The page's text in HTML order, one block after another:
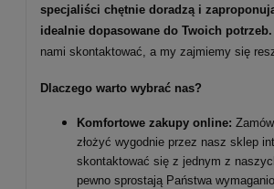
specjaliści chętnie doradzą i
idealnie dopasowane do Twoich potrzeb.
nami skontaktować, a my zajmiemy się
Dlaczego warto wybrać nas?
Komfortowe zakupy online:
złożyć wygodnie przez nasz sklep
skontaktować się z jednym z
pewno sprostają Państwa